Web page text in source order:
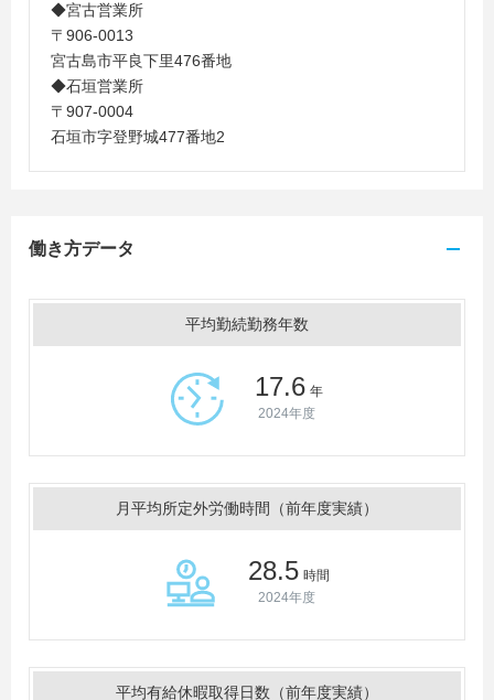
◆宮古営業所
〒906-0013
宮古島市平良下里476番地
◆石垣営業所
〒907-0004
石垣市字登野城477番地2
働き方データ
平均勤続勤務年数
17.6 年
2024年度
月平均所定外労働時間（前年度実績）
28.5 時間
2024年度
平均有給休暇取得日数（前年度実績）